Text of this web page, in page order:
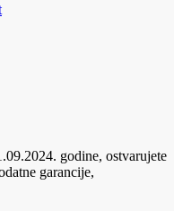
godine, ostvarujete
garancije,